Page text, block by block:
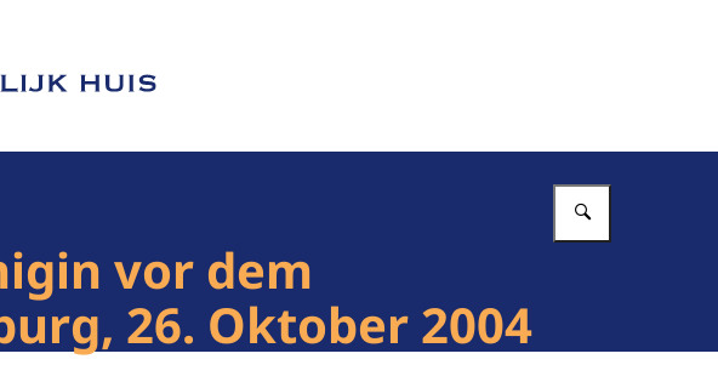
vor dem
26. Oktober 2004